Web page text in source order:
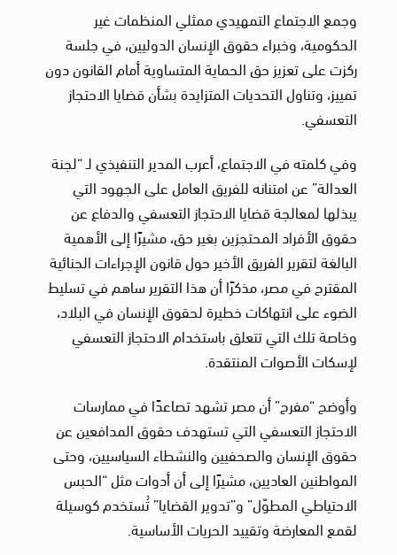
وجمع الاجتماع التمهيدي ممثلي المنظمات غير
الحكومية، وخبراء حقوق الإنسان الدوليين، في جلسة
ركزت على تعزيز حق الحماية المتساوية أمام القانون دون
تمييز، وتناول التحديات المتزايدة بشأن قضايا الاحتجاز
التعسفي.
وفي كلمته في الاجتماع، أعرب المدير التنفيذي لـ “لجنة
العدالة” عن امتنانه للفريق العامل على الجهود التي
يبذلها لمعالجة قضايا الاحتجاز التعسفي والدفاع عن
حقوق الأفراد المحتجزين بغير حق، مشيرًا إلى الأهمية
البالغة لتقرير الفريق الأخير حول قانون الإجراءات الجنائية
المقترح في مصر، مذكرًا أن هذا التقرير ساهم في تسليط
الضوء على انتهاكات خطيرة لحقوق الإنسان في البلاد،
وخاصة تلك التي تتعلق باستخدام الاحتجاز التعسفي
لإسكات الأصوات المنتقدة.
وأوضح “مفرح” أن مصر تشهد تصاعدًا في ممارسات
الاحتجاز التعسفي التي تستهدف حقوق المدافعين عن
حقوق الإنسان والصحفيين والنشطاء السياسيين، وحتى
المواطنين العاديين، مشيرًا إلى أن أدوات مثل “الحبس
الاحتياطي المطوّل” و”تدوير القضايا” تُستخدم كوسيلة
لقمع المعارضة وتقييد الحريات الأساسية.